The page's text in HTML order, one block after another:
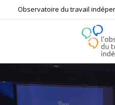
Observatoire du travail
L'Observatoire du Travail Indépendant